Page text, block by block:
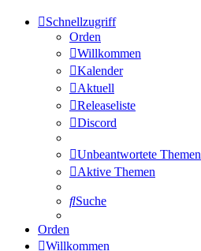
Schnellzugriff
Orden
Willkommen
Kalender
Aktuell
Releaseliste
Discord
Unbeantwortete Themen
Aktive Themen
Suche
Orden
Willkommen